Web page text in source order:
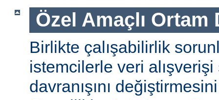
Özel Amaçlı
Birlikte çalışabilirlik
istemcilerle veri alışverişi
davranışını